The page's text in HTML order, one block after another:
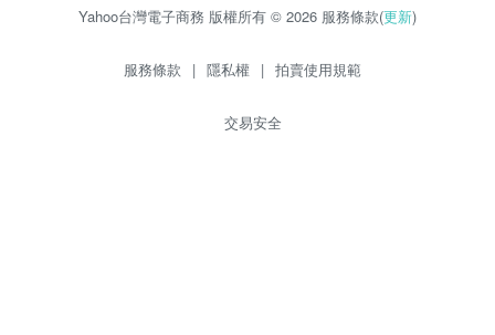
Yahoo台灣電子商務 版權所有 © 2026 服務條款(更新)
服務條款 | 隱私權 | 拍賣使用規範
交易安全